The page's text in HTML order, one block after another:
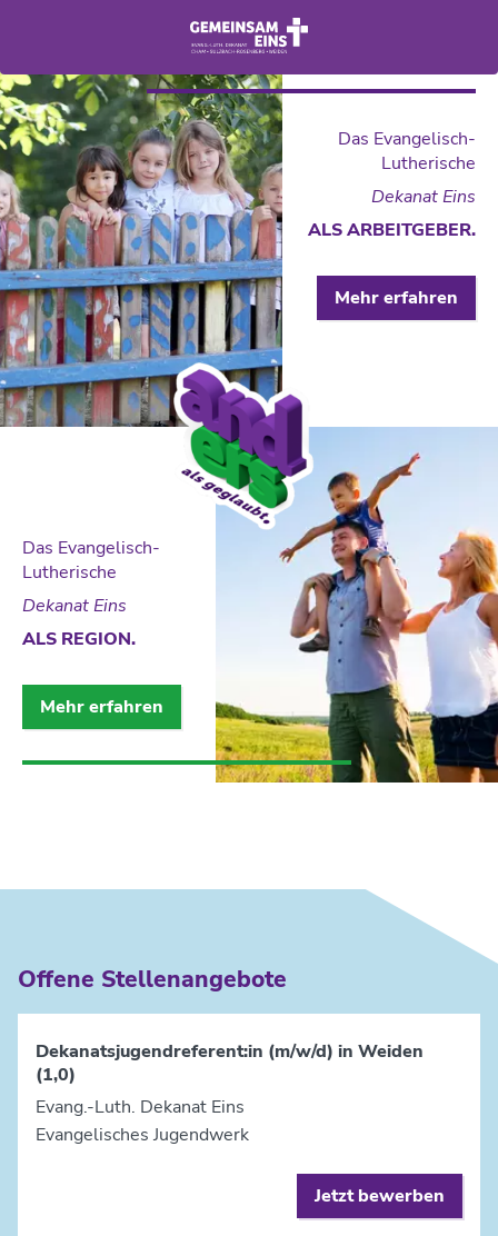
Das Evangelisch-
Lutherische
Dekanat Eins
ALS ARBEITGEBER.
Mehr erfahren
Das Evangelisch-
Lutherische
Dekanat Eins
ALS REGION.
Mehr erfahren
Offene Stellenangebote
Dekanatsjugendreferent:in (m/w/d) in Weiden
(1,0)
Evang.-Luth. Dekanat Eins
Evangelisches Jugendwerk
Jetzt bewerben